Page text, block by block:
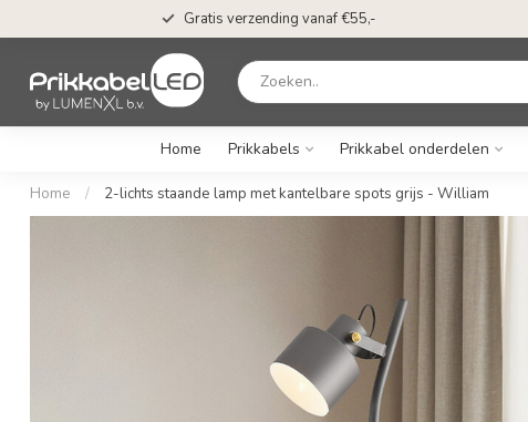
Gratis verzending vanaf €55,-
Home Prikkabels Prikkabel onderdelen
Home / 2-lichts staande lamp met kantelbare spots grijs - William